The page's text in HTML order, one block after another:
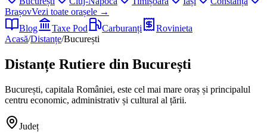
BrașovVezi toate orașele →
Blog
Taxe Pod Carburanți
Rovinieta
Acasă/Distanțe/București
Distanțe Rutiere din București
București, capitala României, este cel mai mare oraș și principalul
centru economic, administrativ și cultural al țării.
Județ